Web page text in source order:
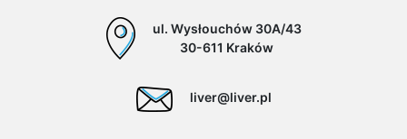
ul. Wysłouchów 30A/43
30-611 Kraków
liver@liver.pl